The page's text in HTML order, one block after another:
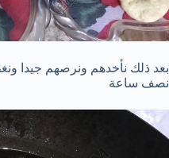
بعد ذلك نأخدهم ونرصهم جيدا
نصف ساعة